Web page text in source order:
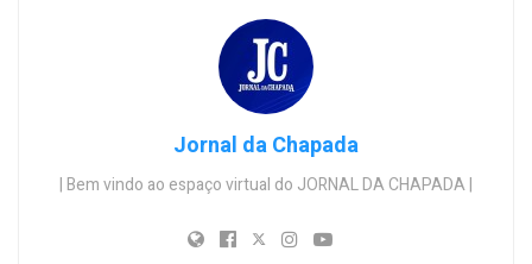
Jornal da Chapada
| Bem vindo ao espaço virtual do JORNAL DA CHAPADA |